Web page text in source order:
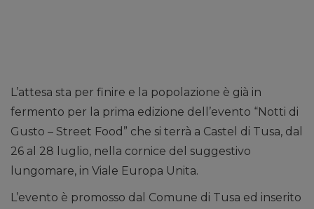
L’attesa sta per finire e la popolazione è già in
fermento per la prima edizione dell’evento “Notti di
Gusto – Street Food” che si terrà a Castel di Tusa, dal
26 al 28 luglio, nella cornice del suggestivo
lungomare, in Viale Europa Unita.
L’evento è promosso dal Comune di Tusa ed inserito